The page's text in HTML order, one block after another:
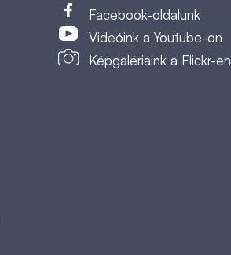
Facebook-oldalunk
Videóink a Youtube-on
Képgalériáink a Flickr-en